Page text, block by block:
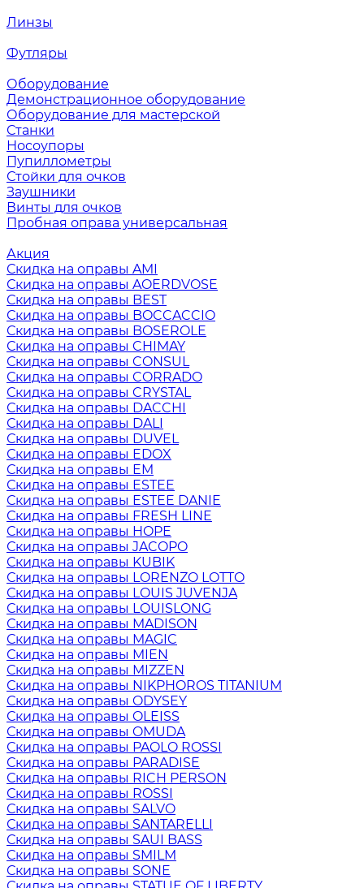
Линзы
Футляры
Оборудование
Демонстрационное оборудование
Оборудование для мастерской
Станки
Носоупоры
Пупиллометры
Стойки для очков
Заушники
Винты для очков
Пробная оправа универсальная
Акция
Скидка на оправы AMI
Скидка на оправы AOERDVOSE
Скидка на оправы BEST
Скидка на оправы BOCCACCIO
Скидка на оправы BOSEROLE
Скидка на оправы CHIMAY
Скидка на оправы CONSUL
Скидка на оправы CORRADO
Скидка на оправы CRYSTAL
Скидка на оправы DACCHI
Скидка на оправы DALI
Скидка на оправы DUVEL
Скидка на оправы EDOX
Скидка на оправы EM
Скидка на оправы ESTEE
Скидка на оправы ESTEE DANIE
Скидка на оправы FRESH LINE
Скидка на оправы HOPE
Скидка на оправы JACOPO
Скидка на оправы KUBIK
Скидка на оправы LORENZO LOTTO
Скидка на оправы LOUIS JUVENJA
Скидка на оправы LOUISLONG
Скидка на оправы MADISON
Скидка на оправы MAGIC
Скидка на оправы MIEN
Скидка на оправы MIZZEN
Скидка на оправы NIKPHOROS TITANIUM
Скидка на оправы ODYSEY
Скидка на оправы OLEISS
Скидка на оправы OMUDA
Скидка на оправы PAOLO ROSSI
Скидка на оправы PARADISE
Скидка на оправы RICH PERSON
Скидка на оправы ROSSI
Скидка на оправы SALVO
Скидка на оправы SANTARELLI
Скидка на оправы SAUI BASS
Скидка на оправы SMILM
Скидка на оправы SONE